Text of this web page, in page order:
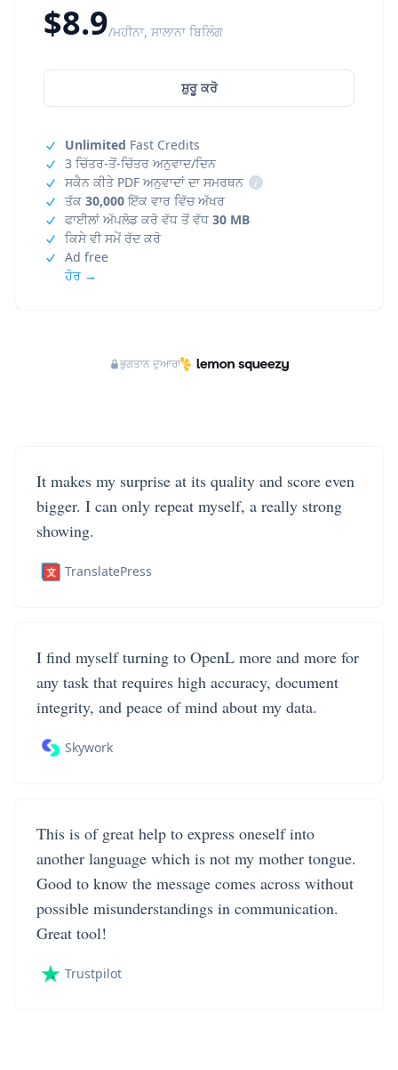
$8.9/ਮਹੀਨਾ, ਸਾਲਾਨਾ ਬਿਲਿੰਗ
ਸ਼ੁਰੂ ਕਰੋ
Unlimited Fast Credits
3 ਚਿੱਤਰ-ਤੋਂ-ਚਿੱਤਰ ਅਨੁਵਾਦ/ਦਿਨ
ਸਕੈਨ ਕੀਤੇ PDF ਅਨੁਵਾਦਾਂ ਦਾ ਸਮਰਥਨ
i
ਤੱਕ 30,000ਇੱਕ ਵਾਰ ਵਿੱਚ ਅੱਖਰ
ਫਾਈਲਾਂ ਅੱਪਲੋਡ ਕਰੋ ਵੱਧ ਤੋਂ ਵੱਧ 30 MB
ਕਿਸੇ ਵੀ ਸਮੇਂ ਰੱਦ ਕਰੋ
Ad free
ਹੋਰ →
ਭੁਗਤਾਨ ਦੁਆਰਾ
It makes my surprise at its quality and score even
bigger. I can only repeat myself, a really strong
showing.
TranslatePress
I find myself turning to OpenL more and more for
any task that requires high accuracy, document
integrity, and peace of mind about my data.
Skywork
This is of great help to express oneself into
another language which is not my mother tongue.
Good to know the message comes across without
possible misunderstandings in communication.
Great tool!
Trustpilot